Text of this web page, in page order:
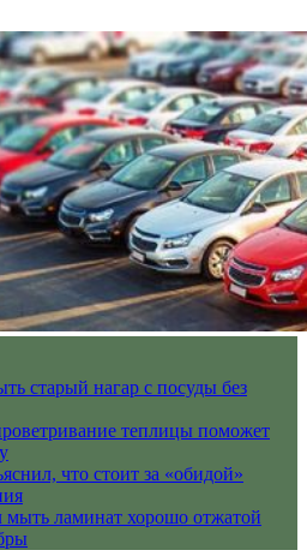
старый нагар с посуды без
теплицы поможет
что стоит за «обидой»
мыть ламинат хорошо отжатой